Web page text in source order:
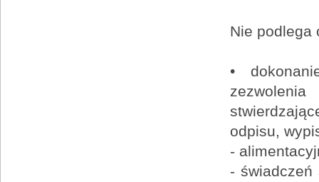
Nie podlega
•
odpisu,
-
- świadczeń